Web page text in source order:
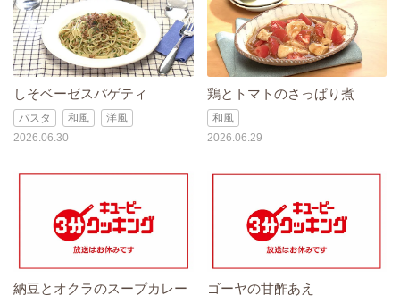
しそベーゼスパゲティ
パスタ 和風
洋風
2026.06.30
鶏とトマトのさっぱり煮
和風
2026.06.29
納豆とオクラのスープカレー ゴーヤの甘酢あえ